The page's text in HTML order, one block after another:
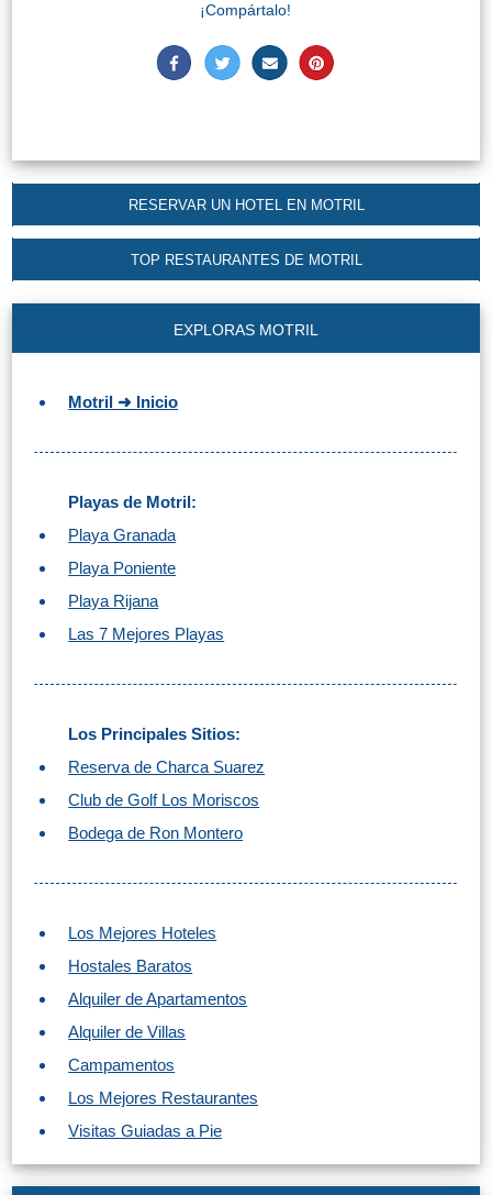
¡Compártalo!
RESERVAR UN HOTEL EN MOTRIL
TOP RESTAURANTES DE MOTRIL
EXPLORAS MOTRIL
Motril ➜ Inicio
Playas de Motril:
Playa Granada
Playa Poniente
Playa Rijana
Las 7 Mejores Playas
Los Principales Sitios:
Reserva de Charca Suarez
Club de Golf Los Moriscos
Bodega de Ron Montero
Los Mejores Hoteles
Hostales Baratos
Alquiler de Apartamentos
Alquiler de Villas
Campamentos
Los Mejores Restaurantes
Visitas Guiadas a Pie